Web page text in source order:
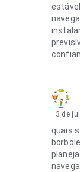
3 de
quais